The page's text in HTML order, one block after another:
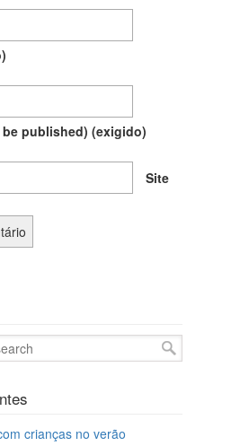
published) (exigido)
Site
crianças no verão